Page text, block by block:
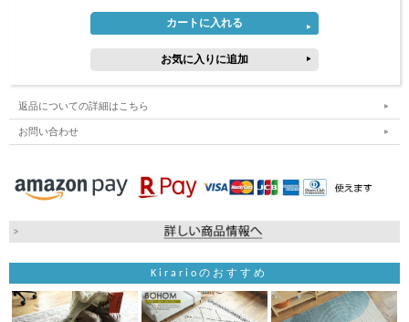
返品についての詳細はこちら
お問い合わせ
Kirarioのおすすめ